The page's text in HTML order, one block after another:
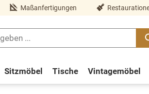
Maßanfertigungen
Sitzmöbel Tische Vintagemöbel